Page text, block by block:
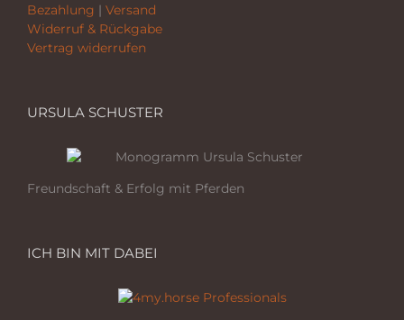
Bezahlung | Versand
Widerruf & Rückgabe
Vertrag widerrufen
URSULA SCHUSTER
Freundschaft & Erfolg mit Pferden
ICH BIN MIT DABEI